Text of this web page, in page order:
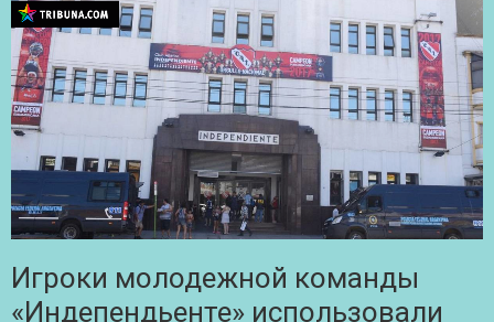
Игроки молодежной команды
«Индепендьенте» использовали